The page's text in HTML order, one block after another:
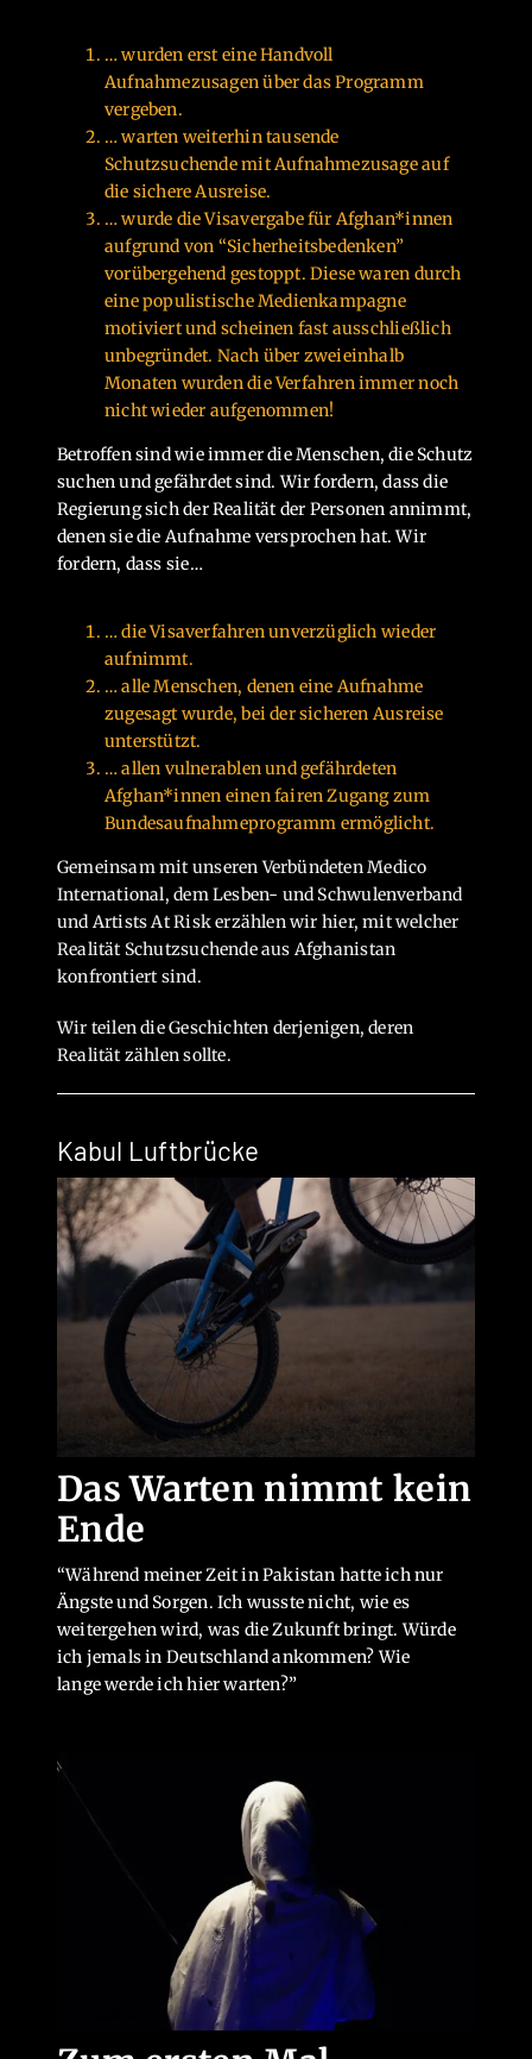
… wurden erst eine Handvoll
Aufnahmezusagen über das Programm
vergeben.
… warten weiterhin tausende
Schutzsuchende mit Aufnahmezusage auf
die sichere Ausreise.
… wurde die Visavergabe für Afghan*innen
aufgrund von “Sicherheitsbedenken”
vorübergehend gestoppt. Diese waren durch
eine populistische Medienkampagne
motiviert und scheinen fast ausschließlich
unbegründet. Nach über zweieinhalb
Monaten wurden die Verfahren immer noch
nicht wieder aufgenommen!
Betroffen sind wie immer die Menschen, die Schutz
suchen und gefährdet sind. Wir fordern, dass die
Regierung sich der Realität der Personen annimmt,
denen sie die Aufnahme versprochen hat. Wir
fordern, dass sie…
… die Visaverfahren unverzüglich wieder
aufnimmt.
… alle Menschen, denen eine Aufnahme
zugesagt wurde, bei der sicheren Ausreise
unterstützt.
… allen vulnerablen und gefährdeten
Afghan*innen einen fairen Zugang zum
Bundesaufnahmeprogramm ermöglicht.
Gemeinsam mit unseren Verbündeten Medico
International, dem Lesben- und Schwulenverband
und Artists At Risk erzählen wir hier, mit welcher
Realität Schutzsuchende aus Afghanistan
konfrontiert sind.
Wir teilen die Geschichten derjenigen, deren
Realität zählen sollte.
Kabul Luftbrücke
Das Warten nimmt kein
Ende
“Während meiner Zeit in Pakistan hatte ich nur
Ängste und Sorgen. Ich wusste nicht, wie es
weitergehen wird, was die Zukunft bringt. Würde
ich jemals in Deutschland ankommen? Wie
lange werde ich hier warten?”